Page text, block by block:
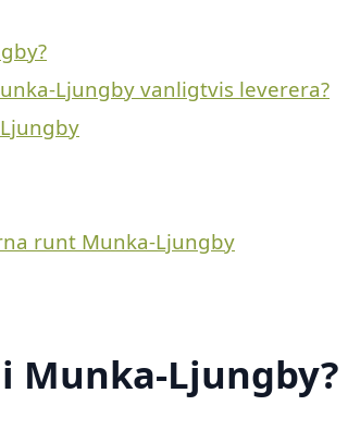
Ljungby vanligtvis leverera?
runt Munka-Ljungby
Munka-Ljungby?